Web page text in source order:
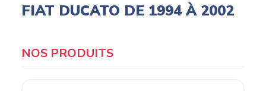
FIAT DUCATO DE 1994 À 2002